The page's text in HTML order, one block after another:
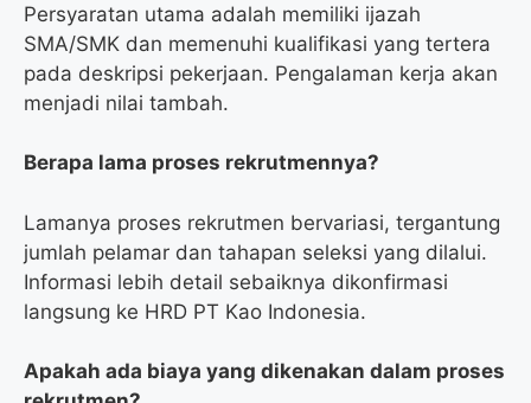
Persyaratan utama adalah memiliki ijazah
SMA/SMK dan memenuhi kualifikasi yang tertera
pada deskripsi pekerjaan. Pengalaman kerja akan
menjadi nilai tambah.
Berapa lama proses rekrutmennya?
Lamanya proses rekrutmen bervariasi, tergantung
jumlah pelamar dan tahapan seleksi yang dilalui.
Informasi lebih detail sebaiknya dikonfirmasi
langsung ke HRD PT Kao Indonesia.
Apakah ada biaya yang dikenakan dalam proses